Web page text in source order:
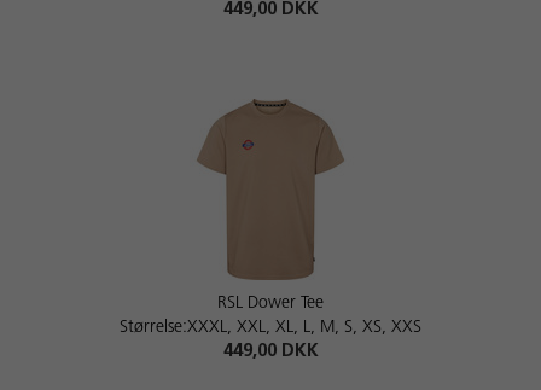
449,00 DKK
RSL Dower Tee
Størrelse:XXXL, XXL, XL, L, M, S, XS, XXS
449,00 DKK